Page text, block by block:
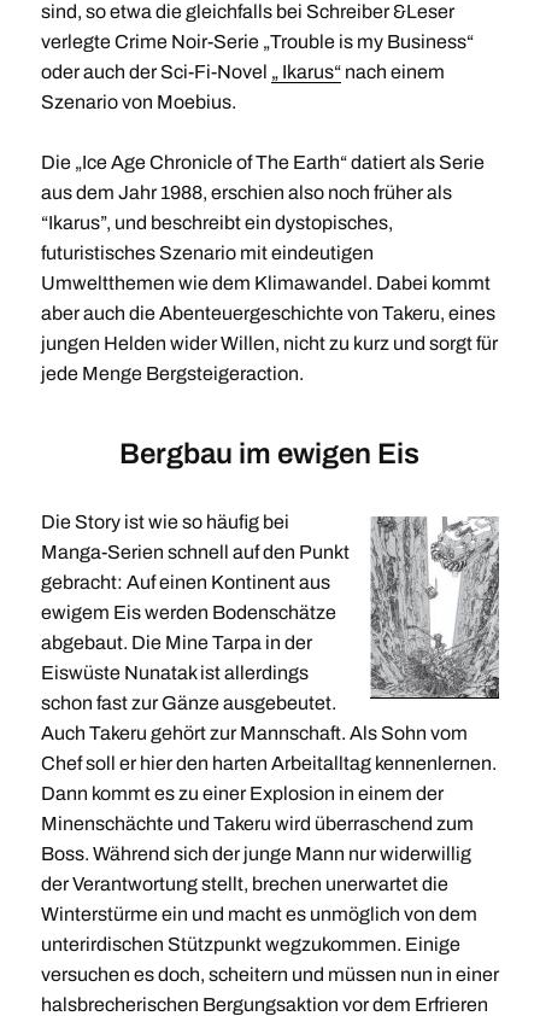
sind, so etwa die gleichfalls bei Schreiber &Leser
verlegte Crime Noir-Serie „Trouble is my Business“
oder auch der Sci-Fi-Novel „ Ikarus“nach einem
Szenario von Moebius.
Die „Ice Age Chronicle of The Earth“ datiert als Serie
aus dem Jahr 1988, erschien also noch früher als
“Ikarus”, und beschreibt ein dystopisches,
futuristisches Szenario mit eindeutigen
Umweltthemen wie dem Klimawandel. Dabei kommt
aber auch die Abenteuergeschichte von Takeru, eines
jungen Helden wider Willen, nicht zu kurz und sorgt für
jede Menge Bergsteigeraction.
Bergbau im ewigen Eis
Die Story ist wie so häufig bei
Manga-Serien schnell auf den Punkt
gebracht: Auf einen Kontinent aus
ewigem Eis werden Bodenschätze
abgebaut. Die Mine Tarpa in der
Eiswüste Nunatak ist allerdings
schon fast zur Gänze ausgebeutet.
Auch Takeru gehört zur Mannschaft. Als Sohn vom
Chef soll er hier den harten Arbeitalltag kennenlernen.
Dann kommt es zu einer Explosion in einem der
Minenschächte und Takeru wird überraschend zum
Boss. Während sich der junge Mann nur widerwillig
der Verantwortung stellt, brechen unerwartet die
Winterstürme ein und macht es unmöglich von dem
unterirdischen Stützpunkt wegzukommen. Einige
versuchen es doch, scheitern und müssen nun in einer
halsbrecherischen Bergungsaktion vor dem Erfrieren